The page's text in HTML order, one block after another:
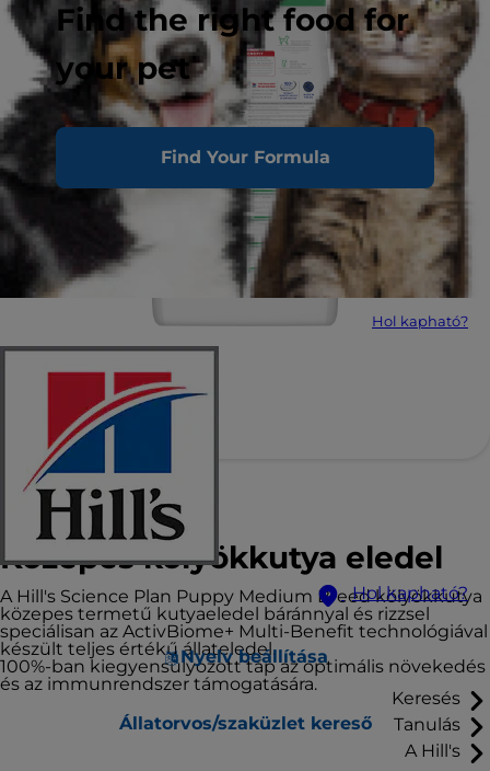
Find the right food for
your pet
Find Your Formula
Hol kapható?
Hol kapható?
Nyelv beállítása
Keresés
Tanulás
A Hill's
Hill's Science Plan
Közepes kölyökkutya eledel
A Hill's Science Plan Puppy Medium Breed kölyökkutya
közepes termetű kutyaeledel báránnyal és rizzsel
speciálisan az ActivBiome+ Multi-Benefit technológiával
készült teljes értékű állateledel.
100%-ban kiegyensúlyozott táp az optimális növekedés
és az immunrendszer támogatására.
Állatorvos/szaküzlet kereső